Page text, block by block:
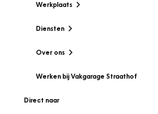
Werkplaats
Diensten
Over ons
Werken bij Vakgarage Straathof
Direct naar